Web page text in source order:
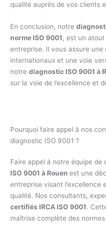
qualité auprès de vos clients
En conclusion, notre
norme ISO 9001, est un
entreprise. Il vous assure
internationaux et une voie
notrediagnostic ISO 9001 à
sur la voie de l’excellence et
Pourquoi faire appel à nos
diagnostic ISO 9001 ?
Faire appel à notre équipe
ISO 9001 à Rouenest une
entreprise visant l’excellence
qualité. Nos consultants,
certifiés IRCA ISO 9001.
maîtrise complète des